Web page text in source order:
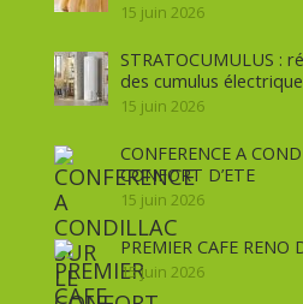
15 juin 2026
STRATOCUMULUS :
des cumulus
15 juin 2026
CONFERENCE A
CONFORT D’ETE
15 juin 2026
PREMIER CAFE RENO
15 juin 2026